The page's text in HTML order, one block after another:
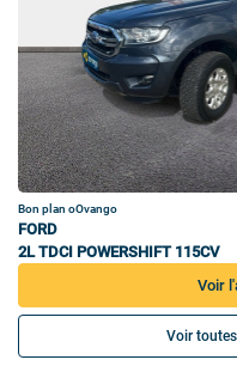
Bon plan oOvango
FORD
2L TDCI POWERSHIFT 115CV
Voir
Voir